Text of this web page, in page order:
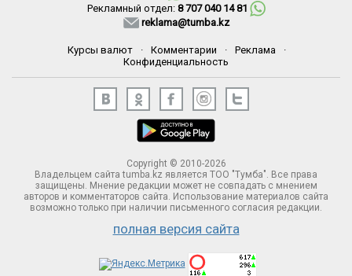
Рекламный отдел: 8 707 040 14 81
reklama@tumba.kz
Курсы валют · Комментарии · Реклама
·
Конфиденциальность
Copyright © 2010-2026
Владельцем сайта tumba.kz является ТОО "Тумба". Все права
защищены. Мнение редакции может не совпадать с мнением
авторов и комментаторов сайта. Использование материалов сайта
возможно только при наличии письменного согласия редакции.
полная версия сайта